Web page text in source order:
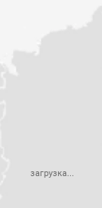
загрузка...